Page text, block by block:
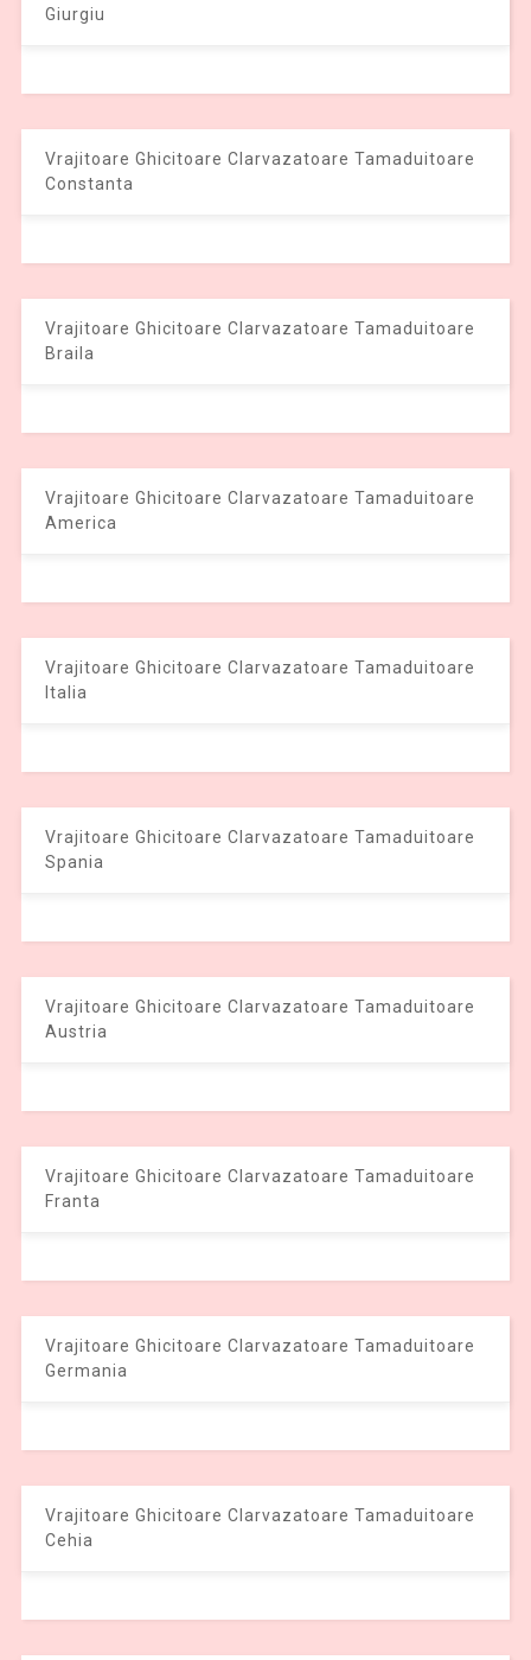
Giurgiu
Vrajitoare Ghicitoare Clarvazatoare Tamaduitoare
Constanta
Vrajitoare Ghicitoare Clarvazatoare Tamaduitoare
Braila
Vrajitoare Ghicitoare Clarvazatoare Tamaduitoare
America
Vrajitoare Ghicitoare Clarvazatoare Tamaduitoare
Italia
Vrajitoare Ghicitoare Clarvazatoare Tamaduitoare
Spania
Vrajitoare Ghicitoare Clarvazatoare Tamaduitoare
Austria
Vrajitoare Ghicitoare Clarvazatoare Tamaduitoare
Franta
Vrajitoare Ghicitoare Clarvazatoare Tamaduitoare
Germania
Vrajitoare Ghicitoare Clarvazatoare Tamaduitoare
Cehia